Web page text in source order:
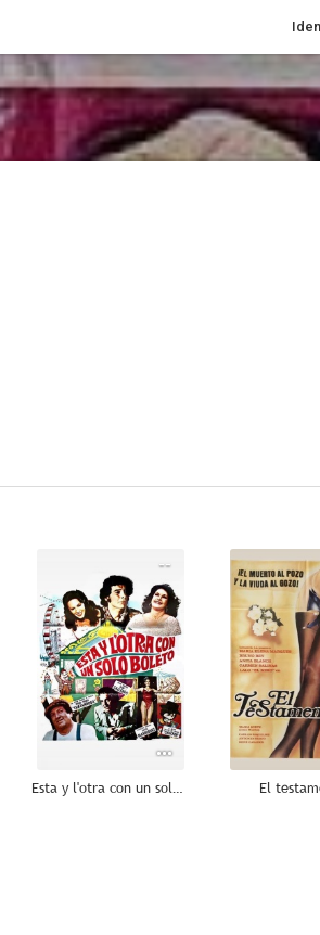
--
Esta y l'otra con un solo boleto El